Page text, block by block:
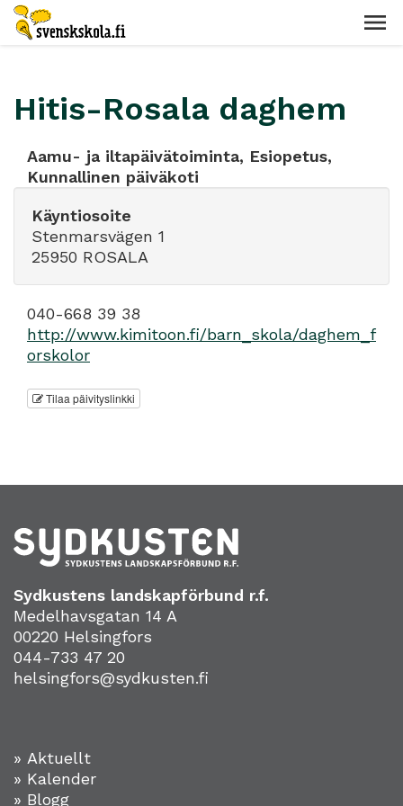
Hitis-Rosala daghem
Aamu- ja iltapäivätoiminta, Esiopetus,
Kunnallinen päiväkoti
Käyntiosoite
Stenmarsvägen 1
25950 ROSALA
040-668 39 38
http://www.kimitoon.fi/barn_skola/daghem_f
orskolor
Tilaa päivityslinkki
Sydkustens landskapförbund r.f.
Medelhavsgatan 14 A
00220 Helsingfors
044-733 47 20
helsingfors@sydkusten.fi
» Aktuellt
» Kalender
» Blogg